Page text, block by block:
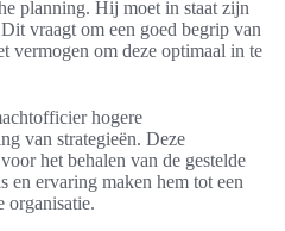
planning. Hij moet in staat zijn
vraagt om een goed begrip van
vermogen om deze optimaal in te
hogere
van strategieën. Deze
het behalen van de gestelde
en ervaring maken hem tot een
organisatie.